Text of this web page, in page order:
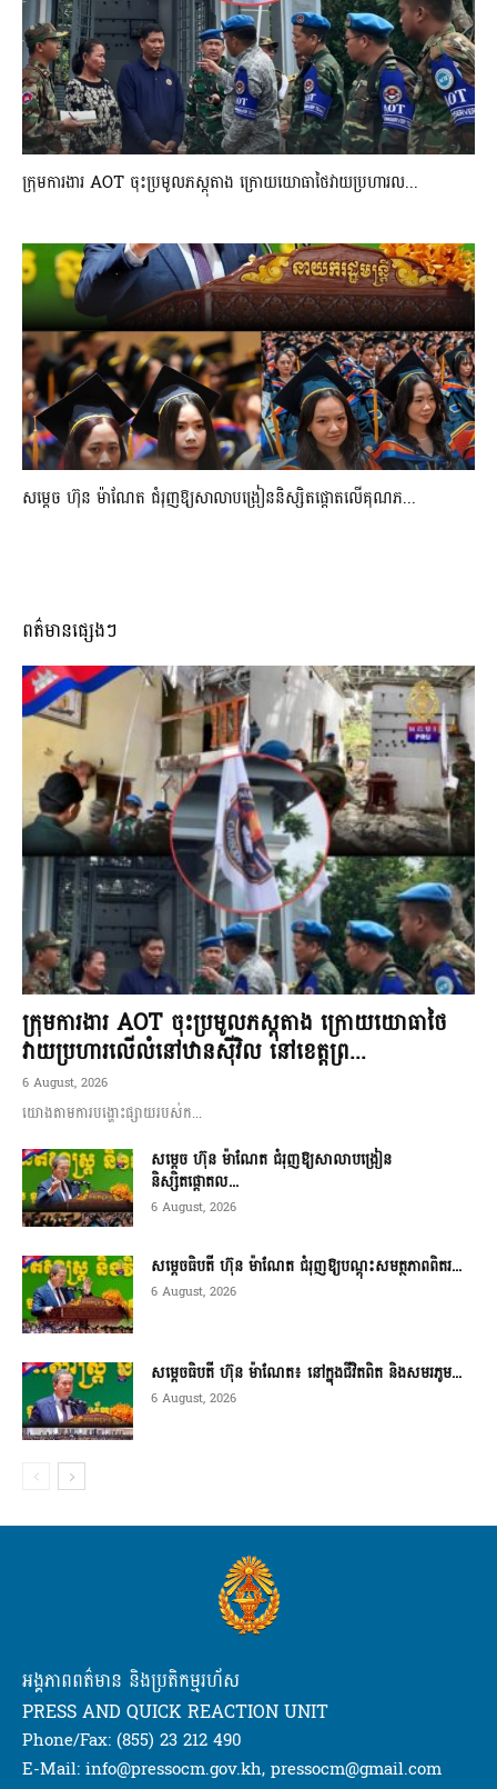
ក្រុមការងារ AOT ចុះប្រមូលភស្តុតាង ក្រោយយោធាថៃវាយប្រហារល...
សម្តេច ហ៊ុន ម៉ាណែត ជំរុញឱ្យសាលាបង្រៀននិស្សិតផ្តោតលើគុណភ...
ពត៌មានផ្សេងៗ
ក្រុមការងារ AOT ចុះប្រមូលភស្តុតាង ក្រោយយោធាថៃ
វាយប្រហារលើលំនៅឋានស៊ីវិល នៅខេត្តព្រ...
6 August, 2026
យោងតាមការបង្ហោះផ្សាយរបស់ក...
សម្តេច ហ៊ុន ម៉ាណែត ជំរុញឱ្យសាលាបង្រៀន
និស្សិតផ្តោតល...
6 August, 2026
សម្តេចធិបតី ហ៊ុន ម៉ាណែត ជំរុញឱ្យបណ្តុះសមត្ថភាពពិតរ...
6 August, 2026
សម្តេចធិបតី ហ៊ុន ម៉ាណែត៖ នៅក្នុងជីវិតពិត និងសមរភូម...
6 August, 2026
អង្គភាពពត៌មាន និងប្រតិកម្មរហ័ស
PRESS AND QUICK REACTION UNIT
Phone/Fax: (855) 23 212 490
E-Mail: info@pressocm.gov.kh, pressocm@gmail.com